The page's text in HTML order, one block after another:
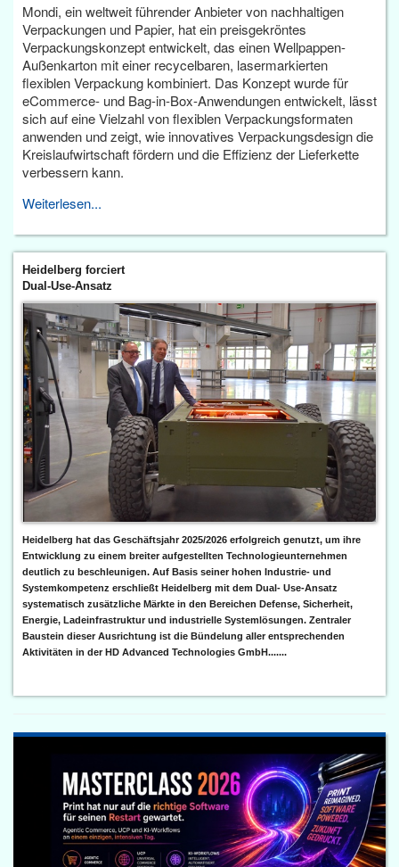
Mondi, ein weltweit führender Anbieter von nachhaltigen
Verpackungen und Papier, hat ein preisgekröntes
Verpackungskonzept entwickelt, das einen Wellpappen-
Außenkarton mit einer recycelbaren, lasermarkierten
flexiblen Verpackung kombiniert. Das Konzept wurde für
eCommerce- und Bag-in-Box-Anwendungen entwickelt, lässt
sich auf eine Vielzahl von flexiblen Verpackungsformaten
anwenden und zeigt, wie innovatives Verpackungsdesign die
Kreislaufwirtschaft fördern und die Effizienz der Lieferkette
verbessern kann.
Weiterlesen...
Heidelberg forciert
Dual-Use-Ansatz
Heidelberg hat das Geschäftsjahr 2025/2026 erfolgreich genutzt, um ihre
Entwicklung zu einem breiter aufgestellten Technologieunternehmen
deutlich zu beschleunigen. Auf Basis seiner hohen Industrie- und
Systemkompetenz erschließt Heidelberg mit dem Dual- Use-Ansatz
systematisch zusätzliche Märkte in den Bereichen Defense, Sicherheit,
Energie, Ladeinfrastruktur und industrielle Systemlösungen. Zentraler
Baustein dieser Ausrichtung ist die Bündelung aller entsprechenden
Aktivitäten in der HD Advanced Technologies GmbH.......